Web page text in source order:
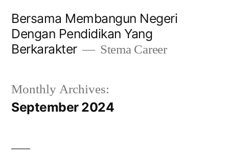
Bersama Membangun Negeri
Dengan Pendidikan Yang
Berkarakter
Stema Career
Monthly Archives:
September 2024